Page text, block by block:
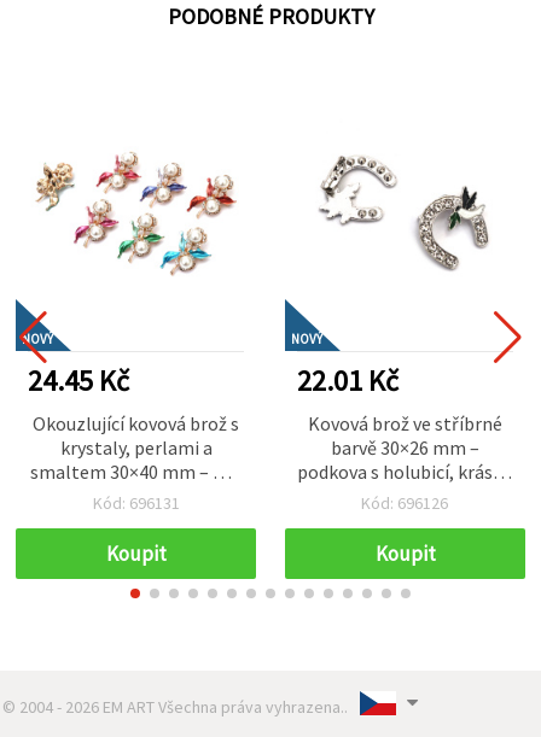
PODOBNÉ PRODUKTY
NOVÝ
24.45 Kč
Okouzlující kovová brož s
krystaly, perlami a
smaltem 30×40 mm – mix
designů ve zlaté barvě,
každodenní outfit i
slavnostní příležitosti
Kód: 696131
Koupit
NOVÝ
22.01 Kč
Kovová brož ve stříbrné
barvě 30×26 mm –
podkova s holubicí, krásný
symbol míru, štěstí a
tvoření a dekorace
Kód: 696126
Koupit
© 2004 - 2026 EM ART Všechna práva vyhrazena..